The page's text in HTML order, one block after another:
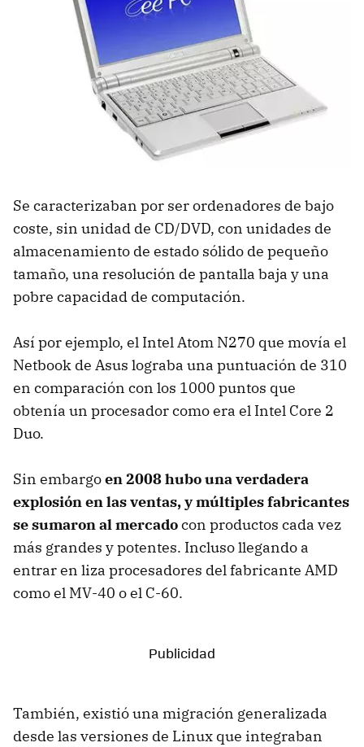
Se caracterizaban por ser ordenadores de bajo
coste, sin unidad de CD/DVD, con unidades de
almacenamiento de estado sólido de pequeño
tamaño, una resolución de pantalla baja y una
pobre capacidad de computación.
Así por ejemplo, el Intel Atom N270 que movía el
Netbook de Asus lograba una puntuación de 310
en comparación con los 1000 puntos que
obtenía un procesador como era el Intel Core 2
Duo.
Sin embargoen 2008 hubo una verdadera
explosión en las ventas, y múltiples fabricantes
se sumaron al mercadocon productos cada vez
más grandes y potentes. Incluso llegando a
entrar en liza procesadores del fabricante AMD
como el MV-40 o el C-60.
También, existió una migración generalizada
desde las versiones de Linux que integraban